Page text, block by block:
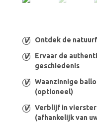
Ontdek de
Ervaar de
geschiedenis
Waanzinnige
(optioneel)
Verblijf in
(afhankelijk van